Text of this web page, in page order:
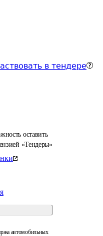
в тендере
оставить
«Тендеры»
автомобильных